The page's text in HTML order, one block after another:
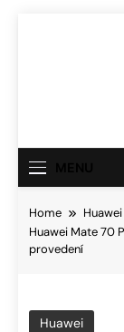
Home
Huawei
Huawei Mate 70
provedení
Huawei